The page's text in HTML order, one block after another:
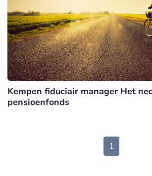
Kempen fiduciair manager Het
pensioenfonds
1